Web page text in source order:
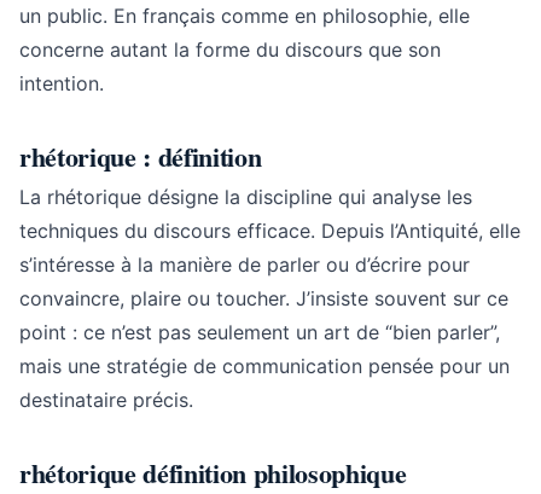
un public. En français comme en philosophie, elle
concerne autant la forme du discours que son
intention.
rhétorique : définition
La rhétorique désigne la discipline qui analyse les
techniques du discours efficace. Depuis l’Antiquité, elle
s’intéresse à la manière de parler ou d’écrire pour
convaincre, plaire ou toucher. J’insiste souvent sur ce
point : ce n’est pas seulement un art de “bien parler”,
mais une stratégie de communication pensée pour un
destinataire précis.
rhétorique définition philosophique